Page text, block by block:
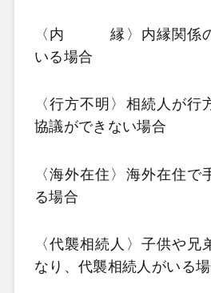
〈内 縁〉内縁関係の
いる場合
〈行方不明〉相続人が行
協議ができない場合
〈海外在住〉海外在住で
る場合
〈代襲相続人〉子供や兄
なり、代襲相続人がいる